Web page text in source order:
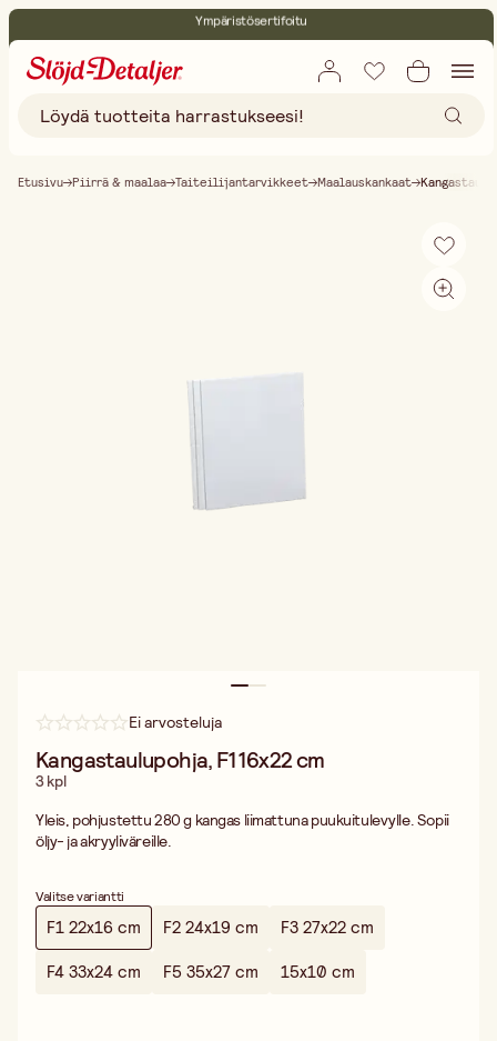
Ilmainen toimitus yli 75 € ostoksille
Etusivu Piirrä & maalaa Taiteilijantarvikkeet Maalauskankaat
Ei arvosteluja
Kangastaulupohja, F1 16x22 cm
3 kpl
Yleis, pohjustettu 280 g kangas liimattuna puukuitulevylle. Sopii
öljy- ja akryyliväreille.
Valitse variantti
F1 22x16 cm F2 24x19 cm
F3 27x22 cm
F4 33x24 cm
F5 35x27 cm 15x10 cm